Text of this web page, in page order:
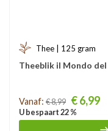
Thee | 125 gram
Theeblik il Mondo del
Prijs
Vanaf: € 8,99 € 6,99
U bespaart 22 %